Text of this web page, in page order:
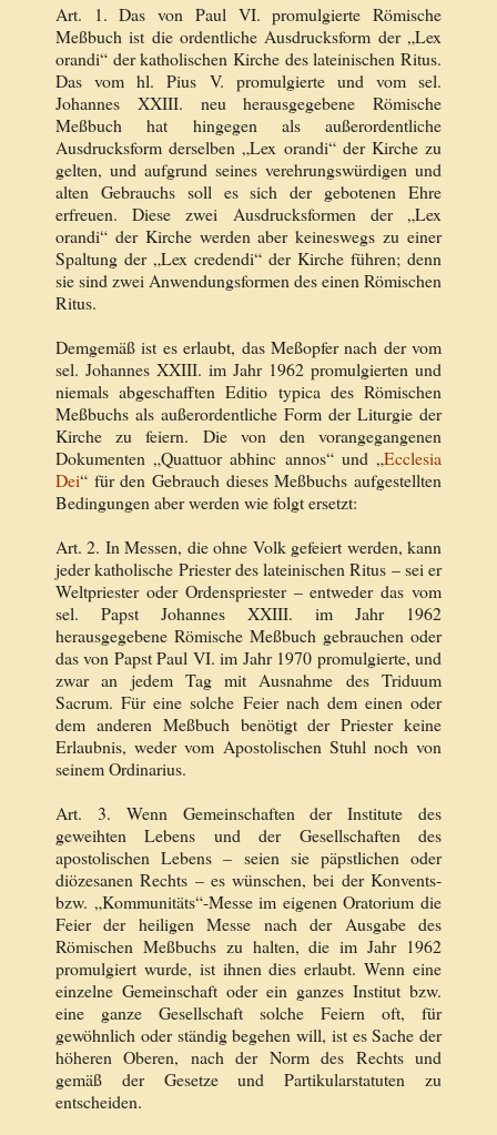
Art. 1. Das von Paul VI. promulgierte Römische
Meßbuch ist die ordentliche Ausdrucksform der „Lex
orandi“ der katholischen Kirche des lateinischen Ritus.
Das vom hl. Pius V. promulgierte und vom sel.
Johannes XXIII. neu herausgegebene Römische
Meßbuch hat hingegen als außerordentliche
Ausdrucksform derselben „Lex orandi“ der Kirche zu
gelten, und aufgrund seines verehrungswürdigen und
alten Gebrauchs soll es sich der gebotenen Ehre
erfreuen. Diese zwei Ausdrucksformen der „Lex
orandi“ der Kirche werden aber keineswegs zu einer
Spaltung der „Lex credendi“ der Kirche führen; denn
sie sind zwei Anwendungsformen des einen Römischen
Ritus.
Demgemäß ist es erlaubt, das Meßopfer nach der vom
sel. Johannes XXIII. im Jahr 1962 promulgierten und
niemals abgeschafften Editio typica des Römischen
Meßbuchs als außerordentliche Form der Liturgie der
Kirche zu feiern. Die von den vorangegangenen
Dokumenten „Quattuor abhinc annos“ und „Ecclesia
Dei“ für den Gebrauch dieses Meßbuchs aufgestellten
Bedingungen aber werden wie folgt ersetzt:
Art. 2. In Messen, die ohne Volk gefeiert werden, kann
jeder katholische Priester des lateinischen Ritus – sei er
Weltpriester oder Ordenspriester – entweder das vom
sel. Papst Johannes XXIII. im Jahr 1962
herausgegebene Römische Meßbuch gebrauchen oder
das von Papst Paul VI. im Jahr 1970 promulgierte, und
zwar an jedem Tag mit Ausnahme des Triduum
Sacrum. Für eine solche Feier nach dem einen oder
dem anderen Meßbuch benötigt der Priester keine
Erlaubnis, weder vom Apostolischen Stuhl noch von
seinem Ordinarius.
Art. 3. Wenn Gemeinschaften der Institute des
geweihten Lebens und der Gesellschaften des
apostolischen Lebens – seien sie päpstlichen oder
diözesanen Rechts – es wünschen, bei der Konvents-
bzw. „Kommunitäts“-Messe im eigenen Oratorium die
Feier der heiligen Messe nach der Ausgabe des
Römischen Meßbuchs zu halten, die im Jahr 1962
promulgiert wurde, ist ihnen dies erlaubt. Wenn eine
einzelne Gemeinschaft oder ein ganzes Institut bzw.
eine ganze Gesellschaft solche Feiern oft, für
gewöhnlich oder ständig begehen will, ist es Sache der
höheren Oberen, nach der Norm des Rechts und
gemäß der Gesetze und Partikularstatuten zu
entscheiden.